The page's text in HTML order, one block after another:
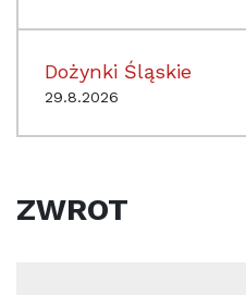
Dożynki Śląskie
29.8.2026
ZWROT